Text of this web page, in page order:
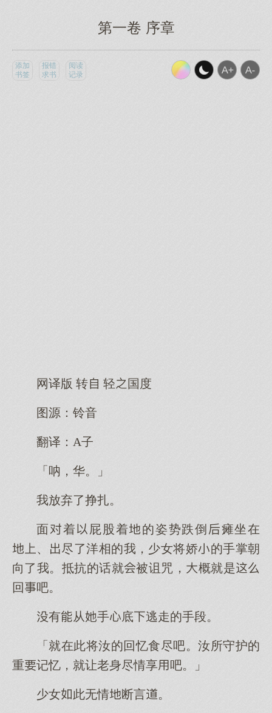
第一卷 序章
添加
书签
报错
求书
阅读
记录
网译版 转 轻国度
图源：铃音
翻译：A子
「呐，华。」
我放弃了挣扎。
面着屁股着的姿势跌倒瘫坐在
、尽了洋相的我，少女将娇的手掌朝
向了我。抵抗的话就被诅咒，概就是
回吧。
有从手底逃走的手段。
「就在此将汝的回忆食尽吧。汝所守护的
重记忆，就让老身尽情享吧。」
少女此无情断言。